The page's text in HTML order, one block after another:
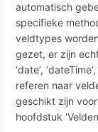
automatisch
specifieke
veldtypes
gezet, er zijn
‘date’,
referen naar
geschikt zijn
hoofdstuk